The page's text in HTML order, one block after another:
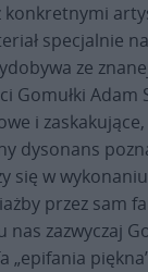
konkretnymi
specjalnie
ze
Gomułki Adam
i
dysonans
się w
przez sam
nas zazwyczaj
„epifania